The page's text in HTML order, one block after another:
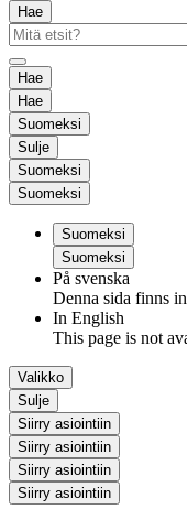
Hae
Hae
Hae
Suomeksi
Sulje
Suomeksi
Suomeksi
Suomeksi
Suomeksi
På svenska
Denna sida finns
In English
This page is not
Valikko
Sulje
Siirry asiointiin
Siirry asiointiin
Siirry asiointiin
Siirry asiointiin